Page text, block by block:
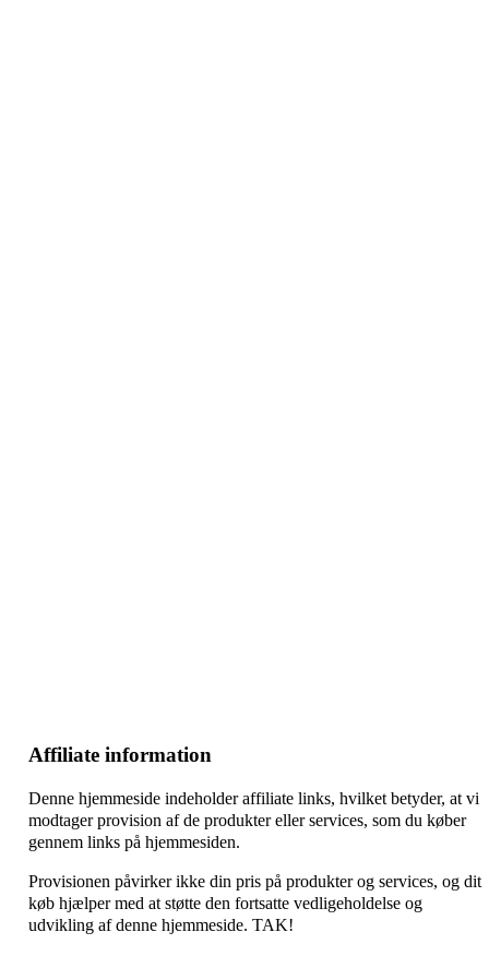
Affiliate information
Denne hjemmeside indeholder affiliate links, hvilket betyder, at vi
modtager provision af de produkter eller services, som du køber
gennem links på hjemmesiden.
Provisionen påvirker ikke din pris på produkter og services, og dit
køb hjælper med at støtte den fortsatte vedligeholdelse og
udvikling af denne hjemmeside. TAK!